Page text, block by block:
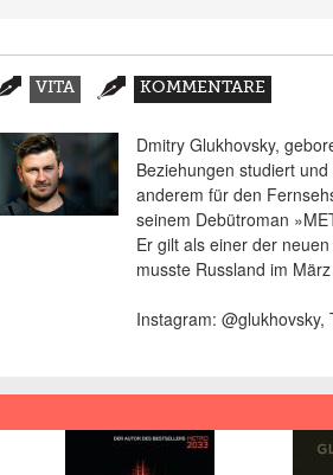
Zusatzmaterial
VITA
REITER)
KOMMENTARE
Dmitry Glukhovsky,
Beziehungen studiert
anderem für den
seinem Debütroman
Er gilt als einer der
musste Russland im
Instagram: